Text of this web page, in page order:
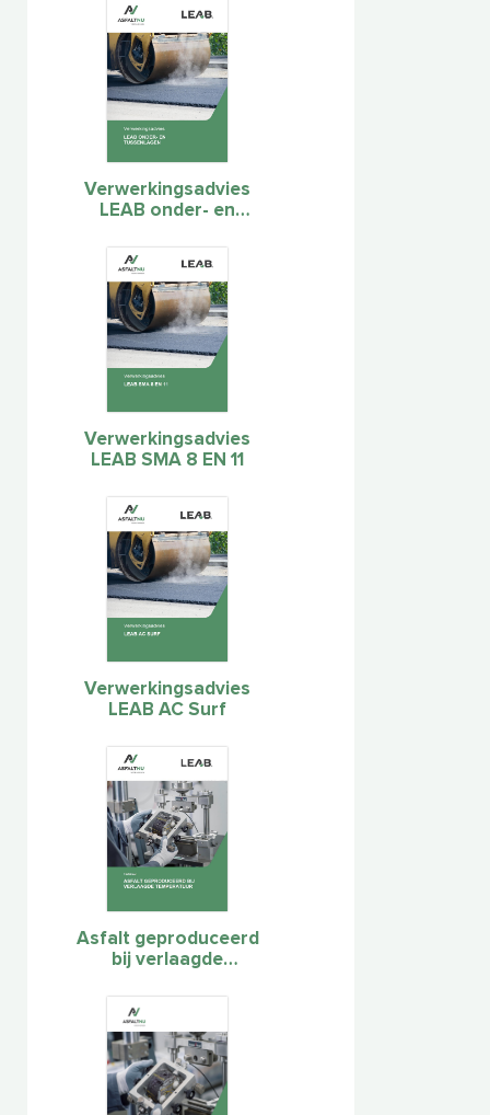
Verwerkingsadvies
LEAB onder- en
Verwerkingsadvies
LEAB SMA 8 EN 11
Verwerkingsadvies
LEAB AC Surf
Asfalt geproduceerd
bij verlaagde